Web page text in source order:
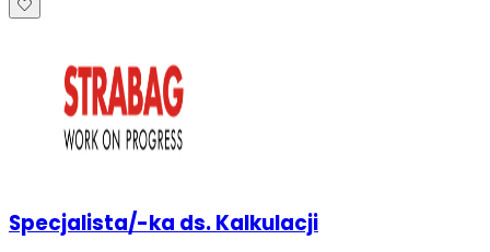
Specjalista/-ka ds. Kalkulacji